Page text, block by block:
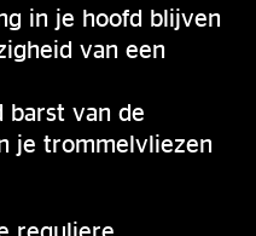
in je hoofd blijven
van een
barst van de
je trommelvliezen
reguliere